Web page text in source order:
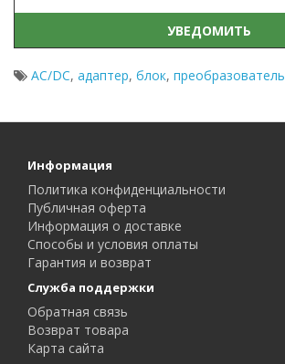
УВЕДОМИТЬ
AC/DC, адаптер, блок, преобразователь
Информация
Политика конфиденциальности
Публичная оферта
Информация о доставке
Способы и условия оплаты
Гарантия и возврат
Служба поддержки
Обратная связь
Возврат товара
Карта сайта